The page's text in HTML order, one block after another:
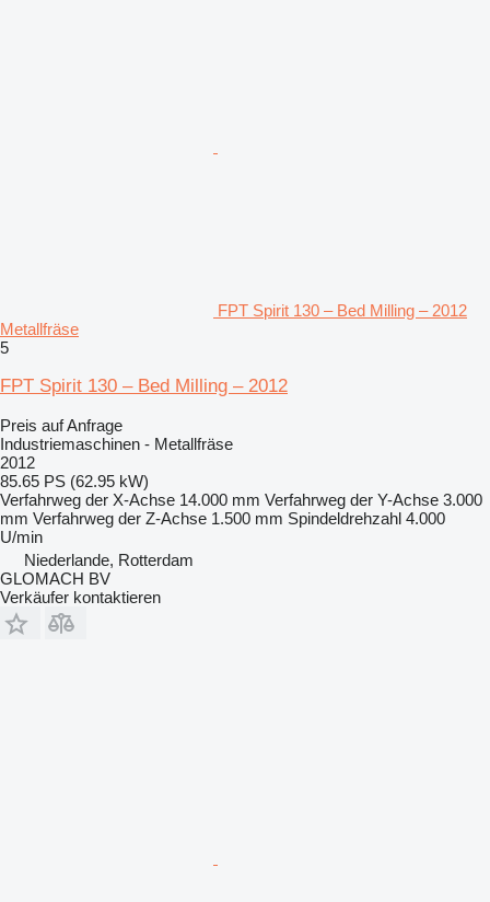
FPT Spirit 130 – Bed Milling – 2012
Metallfräse
5
FPT Spirit 130 – Bed Milling – 2012
Preis auf Anfrage
Industriemaschinen - Metallfräse
2012
85.65 PS (62.95 kW)
Verfahrweg der X-Achse 14.000 mm Verfahrweg der Y-Achse 3.000
mm Verfahrweg der Z-Achse 1.500 mm Spindeldrehzahl 4.000
U/min
Niederlande, Rotterdam
GLOMACH BV
Verkäufer kontaktieren